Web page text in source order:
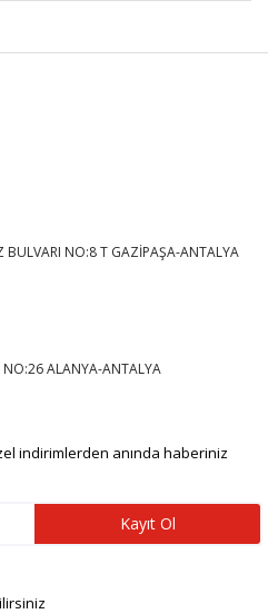
BULVARI NO:8 T GAZİPAŞA-ANTALYA
NO:26 ALANYA-ANTALYA
indirimlerden anında haberiniz
Kayıt Ol